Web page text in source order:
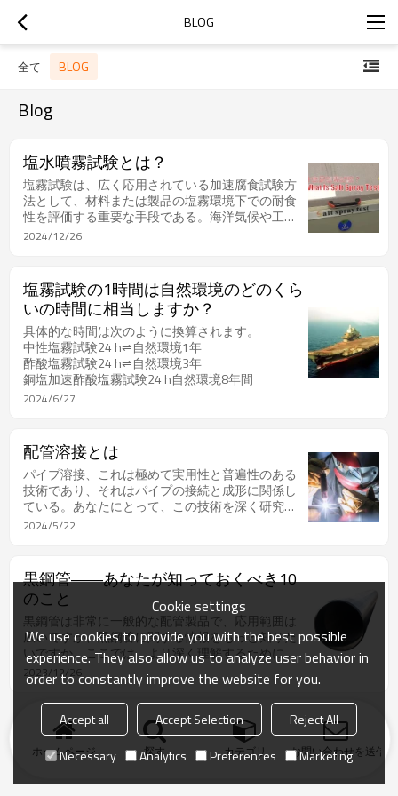
BLOG
全て BLOG
Blog
塩水噴霧試験とは？
塩霧試験は、広く応用されている加速腐食試験方
法として、材料または製品の塩霧環境下での耐食
性を評価する重要な手段である。海洋気候や工業
環境における塩霧条件をシミュレーションするこ
の設計、製造、使用に貴重な参考根拠を提供し
た。
2024/12/26
塩霧試験の1時間は自然環境のどのくら
いの時間に相当しますか？
具体的な時間は次のように換算されます。
中性塩霧試験24 h⇌自然環境1年
酢酸塩霧試験24 h⇌自然環境3年
銅塩加速酢酸塩霧試験24 h自然環境8年間
2024/6/27
配管溶接とは
パイプ溶接、これは極めて実用性と普遍性のある
技術であり、それはパイプの接続と成形に関係し
ている。あなたにとって、この技術を深く研究
し、把握することは、配管工事の円滑な施工を確
行って、一緒にその中の知識の奥義を探します。
2024/5/22
黒鋼管――あなたが知っておくべき10
のこと
黒鋼管は非常に一般的な配管製品で、応用範囲は
広いですが、黒鋼管に関する情報をもっと知りた
いですか。ここでは、より深く理解するためにご
案内します。
2023/12/26
ホームページ 探す カテゴリ お問い合わせを送信
Cookie settings
We use cookies to provide you with the best possible
experience. They also allow us to analyze user behavior in
order to constantly improve the website for you.
Accept all Accept Selection
Reject All
Necessary
Analytics Preferences Marketing